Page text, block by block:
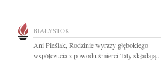
BIAŁYSTOK
Ani Pieślak, Rodzinie wyrazy głębokiego
współczucia z powodu śmierci Taty składają...